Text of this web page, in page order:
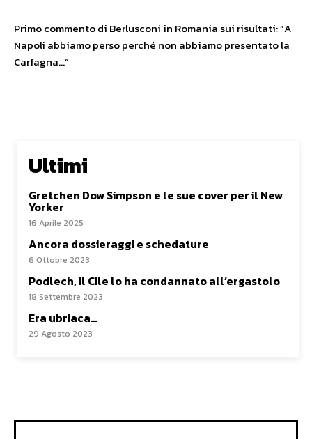
Primo commento di Berlusconi in Romania sui risultati: “A
Napoli abbiamo perso perché non abbiamo presentato la
Carfagna…”
Ultimi
Gretchen Dow Simpson e le sue cover per il New
Yorker
16 Aprile 2025
Ancora dossieraggi e schedature
6 Ottobre 2023
Podlech, il Cile lo ha condannato all’ergastolo
18 Settembre 2023
Era ubriaca…
29 Agosto 2023